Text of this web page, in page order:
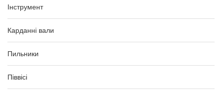
Інструмент
Карданні вали
Пильники
Піввісі